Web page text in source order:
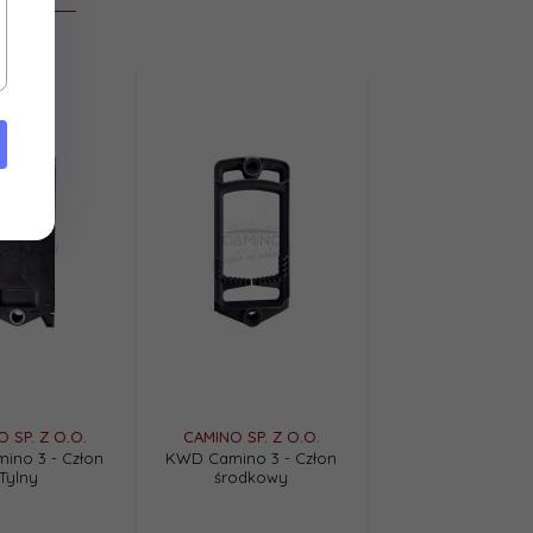
SP. Z O.O.
3 - Człon
Tylny
CAMINO SP. Z O.O.
KWD Camino 3 - Człon
środkowy